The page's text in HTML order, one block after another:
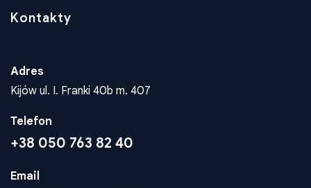
Kontakty
Adres
Kijów ul. I. Franki 40b m. 407
Telefon
+38 050 763 82 40
Email